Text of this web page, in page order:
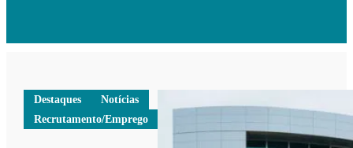
Destaques
Notícias
Recrutamento/Emprego